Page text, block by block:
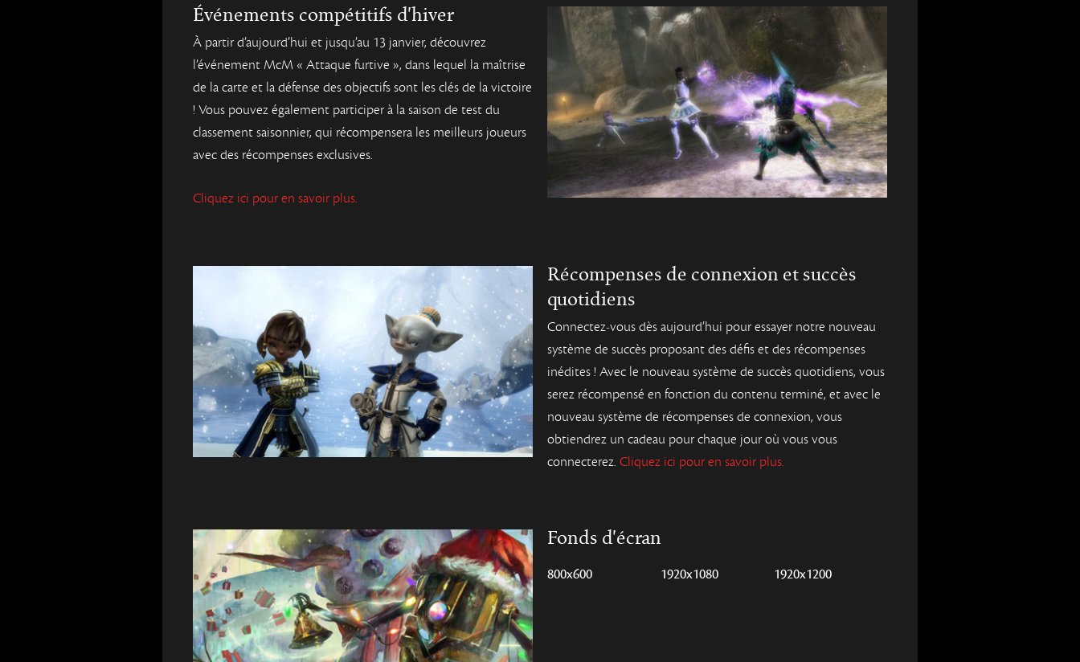
Événements compétitifs d'hiver
À partir d’aujourd’hui et jusqu’au 13 janvier, découvrez
l’événement McM « Attaque furtive », dans lequel la maîtrise
de la carte et la défense des objectifs sont les clés de la victoire
! Vous pouvez également participer à la saison de test du
classement saisonnier, qui récompensera les meilleurs joueurs
avec des récompenses exclusives.
Cliquez ici pour en savoir plus.
Récompenses de connexion et succès
quotidiens
Connectez-vous dès aujourd’hui pour essayer notre nouveau
système de succès proposant des défis et des récompenses
inédites ! Avec le nouveau système de succès quotidiens, vous
serez récompensé en fonction du contenu terminé, et avec le
nouveau système de récompenses de connexion, vous
obtiendrez un cadeau pour chaque jour où vous vous
connecterez. Cliquez ici pour en savoir plus.
Fonds d'écran
800x600 1920x1080 1920x1200